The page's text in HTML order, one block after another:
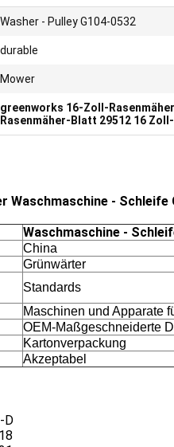
Washer - Pulley G104-0532
durable
Mower
greenworks 16-Zoll-
Rasenmäher-Blatt 29512 16
Waschmaschine -
Waschmaschine -
China
Grünwärter
Standards
Maschinen und Apparate
OEM-Maßgeschneiderte
Kartonverpackung
Akzeptabel
D